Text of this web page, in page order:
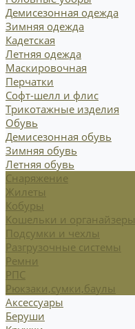
Демисезонная одежда
Зимняя одежда
Кадетская
Летняя одежда
Маскировочная
Перчатки
Софт-шелл и флис
Трикотажные изделия
Обувь
Демисезонная обувь
Зимняя обувь
Летняя обувь
Снаряжение
Жилеты
Кобуры
Кошельки и органайзеры
Подсумки и чехлы
Разгрузочные системы
Ремни
РПС
Рюкзаки,сумки,баулы
Аксессуары
Беруши